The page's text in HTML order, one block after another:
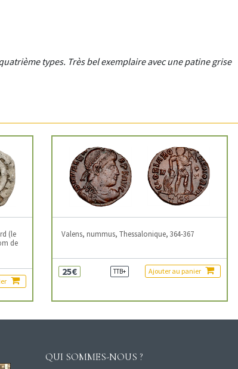
types. Très bel exemplaire avec une patine grise
(le
de
Valens, nummus, Thessalonique, 364-367
25€ TTB+ Ajouter au panier
QUI SOMMES-NOUS ?